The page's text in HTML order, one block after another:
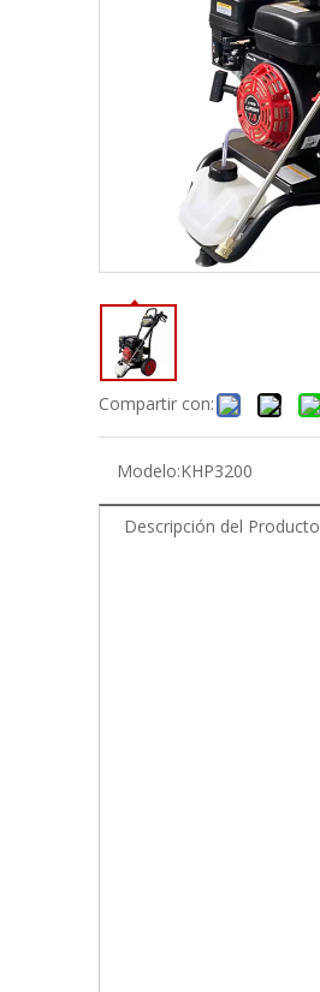
Compartir con:
Modelo:KHP3200
Descripción del Producto